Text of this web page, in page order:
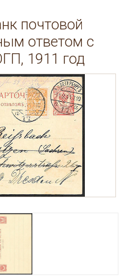
почтовой
ответом с
1911 год